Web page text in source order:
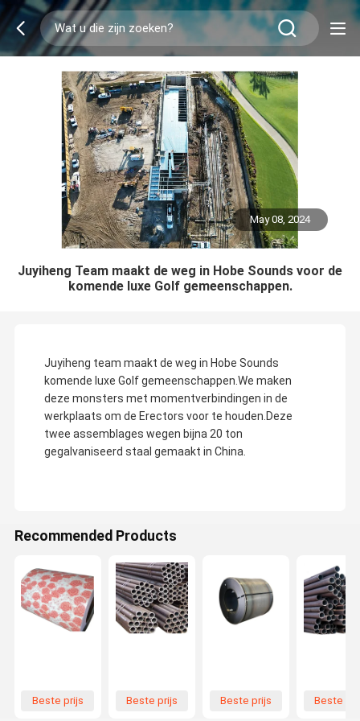
May 08, 2024
Juyiheng Team maakt de weg in Hobe Sounds voor de
komende luxe Golf gemeenschappen.
Juyiheng team maakt de weg in Hobe Sounds
komende luxe Golf gemeenschappen.We maken
deze monsters met momentverbindingen in de
werkplaats om de Erectors voor te houden.Deze
twee assemblages wegen bijna 20 ton
gegalvaniseerd staal gemaakt in China.
Recommended Products
Beste prijs Beste prijs Beste prijs Beste